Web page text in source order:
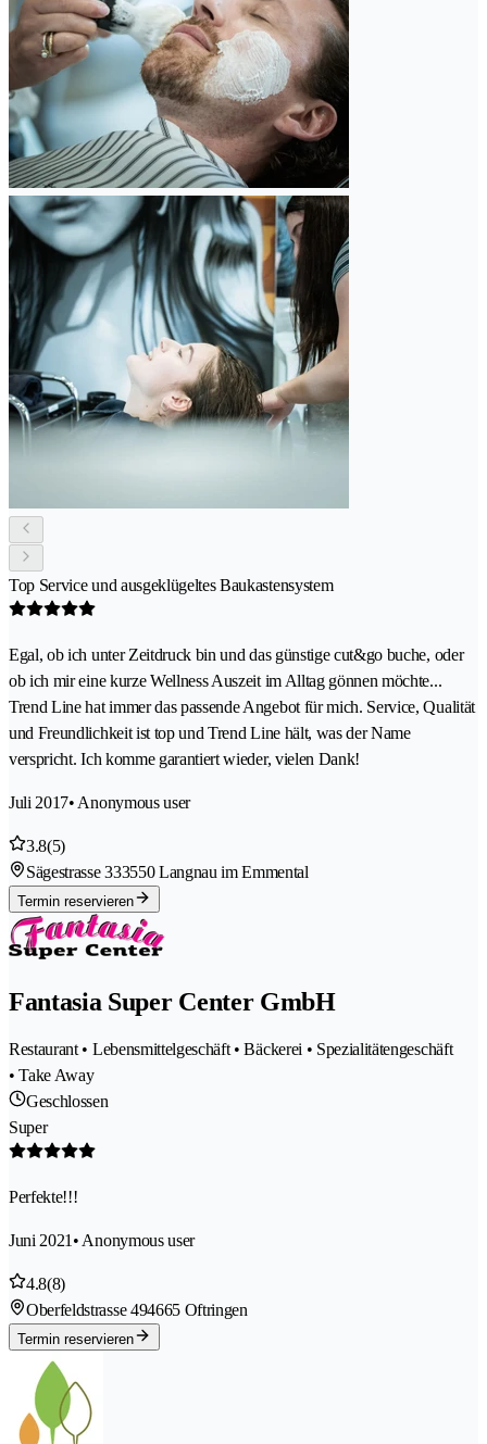
Top Service und ausgeklügeltes Baukastensystem
Egal, ob ich unter Zeitdruck bin und das günstige cut&go buche, oder
ob ich mir eine kurze Wellness Auszeit im Alltag gönnen möchte...
Trend Line hat immer das passende Angebot für mich. Service, Qualität
und Freundlichkeit ist top und Trend Line hält, was der Name
verspricht. Ich komme garantiert wieder, vielen Dank!
Juli 2017• Anonymous user
3.8(5)
Sägestrasse 333550 Langnau im Emmental
Termin reservieren
Fantasia Super Center GmbH
Restaurant • Lebensmittelgeschäft • Bäckerei • Spezialitätengeschäft
• Take Away
Geschlossen
Super
Perfekte!!!
Juni 2021 • Anonymous user
4.8(8)
Oberfeldstrasse 494665 Oftringen
Termin reservieren